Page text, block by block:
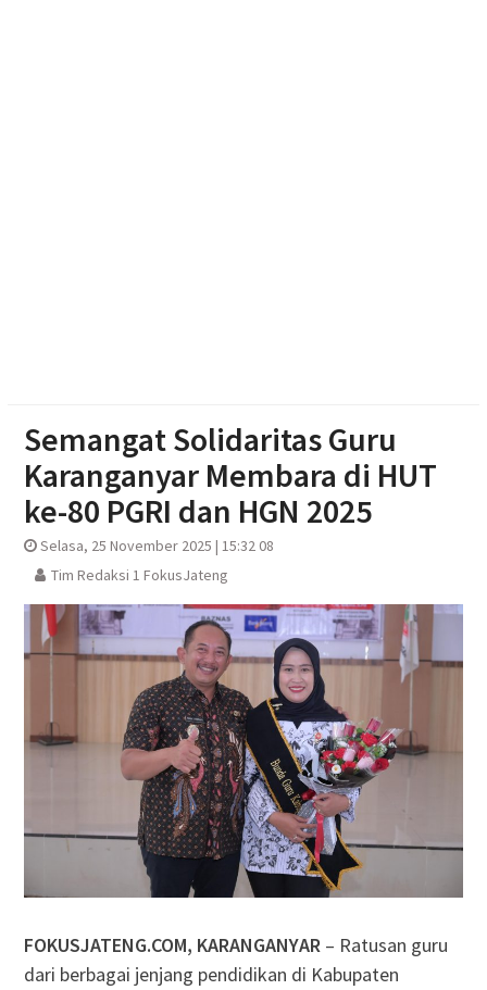
Semangat Solidaritas Guru
Karanganyar Membara di HUT
ke-80 PGRI dan HGN 2025
Selasa, 25 November 2025 | 15:32 08
Tim Redaksi 1 FokusJateng
FOKUSJATENG.COM, KARANGANYAR– Ratusan guru
dari berbagai jenjang pendidikan di Kabupaten